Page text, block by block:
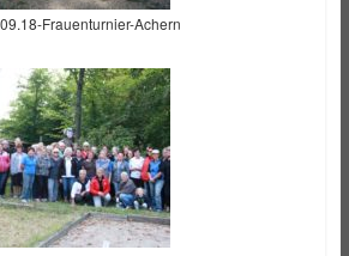
Frauenturnier-Achern